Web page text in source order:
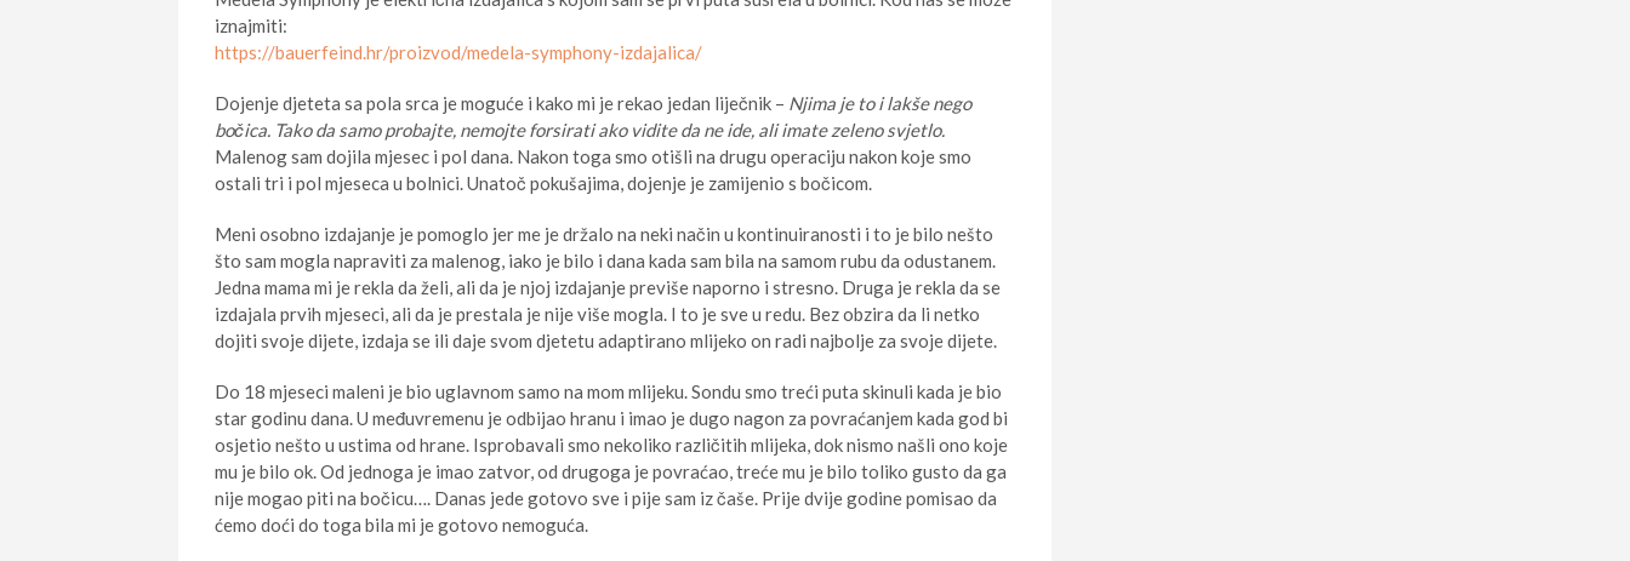
iznajmiti:
https://bauerfeind.hr/proizvod/medela-symphony-izdajalica/
Dojenje djeteta sa pola srca je moguće i kako mi je rekao jedan liječnik – Njima je to i lakše nego
bočica. Tako da samo probajte, nemojte forsirati ako vidite da ne ide, ali imate zeleno svjetlo.
Malenog sam dojila mjesec i pol dana. Nakon toga smo otišli na drugu operaciju nakon koje smo
ostali tri i pol mjeseca u bolnici. Unatoč pokušajima, dojenje je zamijenio s bočicom.
Meni osobno izdajanje je pomoglo jer me je držalo na neki način u kontinuiranosti i to je bilo nešto
što sam mogla napraviti za malenog, iako je bilo i dana kada sam bila na samom rubu da odustanem.
Jedna mama mi je rekla da želi, ali da je njoj izdajanje previše naporno i stresno. Druga je rekla da se
izdajala prvih mjeseci, ali da je prestala je nije više mogla. I to je sve u redu. Bez obzira da li netko
dojiti svoje dijete, izdaja se ili daje svom djetetu adaptirano mlijeko on radi najbolje za svoje dijete.
Do 18 mjeseci maleni je bio uglavnom samo na mom mlijeku. Sondu smo treći puta skinuli kada je bio
star godinu dana. U međuvremenu je odbijao hranu i imao je dugo nagon za povraćanjem kada god bi
osjetio nešto u ustima od hrane. Isprobavali smo nekoliko različitih mlijeka, dok nismo našli ono koje
mu je bilo ok. Od jednoga je imao zatvor, od drugoga je povraćao, treće mu je bilo toliko gusto da ga
nije mogao piti na bočicu…. Danas jede gotovo sve i pije sam iz čaše. Prije dvije godine pomisao da
ćemo doći do toga bila mi je gotovo nemoguća.